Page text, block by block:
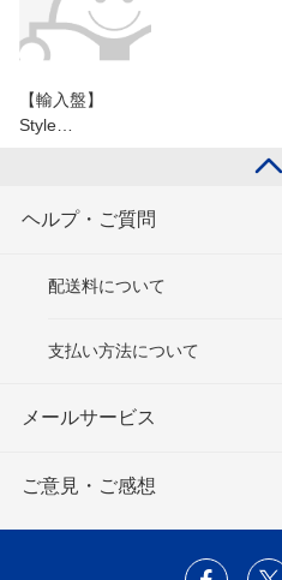
【輸入盤】
Style…
ヘルプ・ご質問
配送料について
支払い方法について
メールサービス
ご意見・ご感想